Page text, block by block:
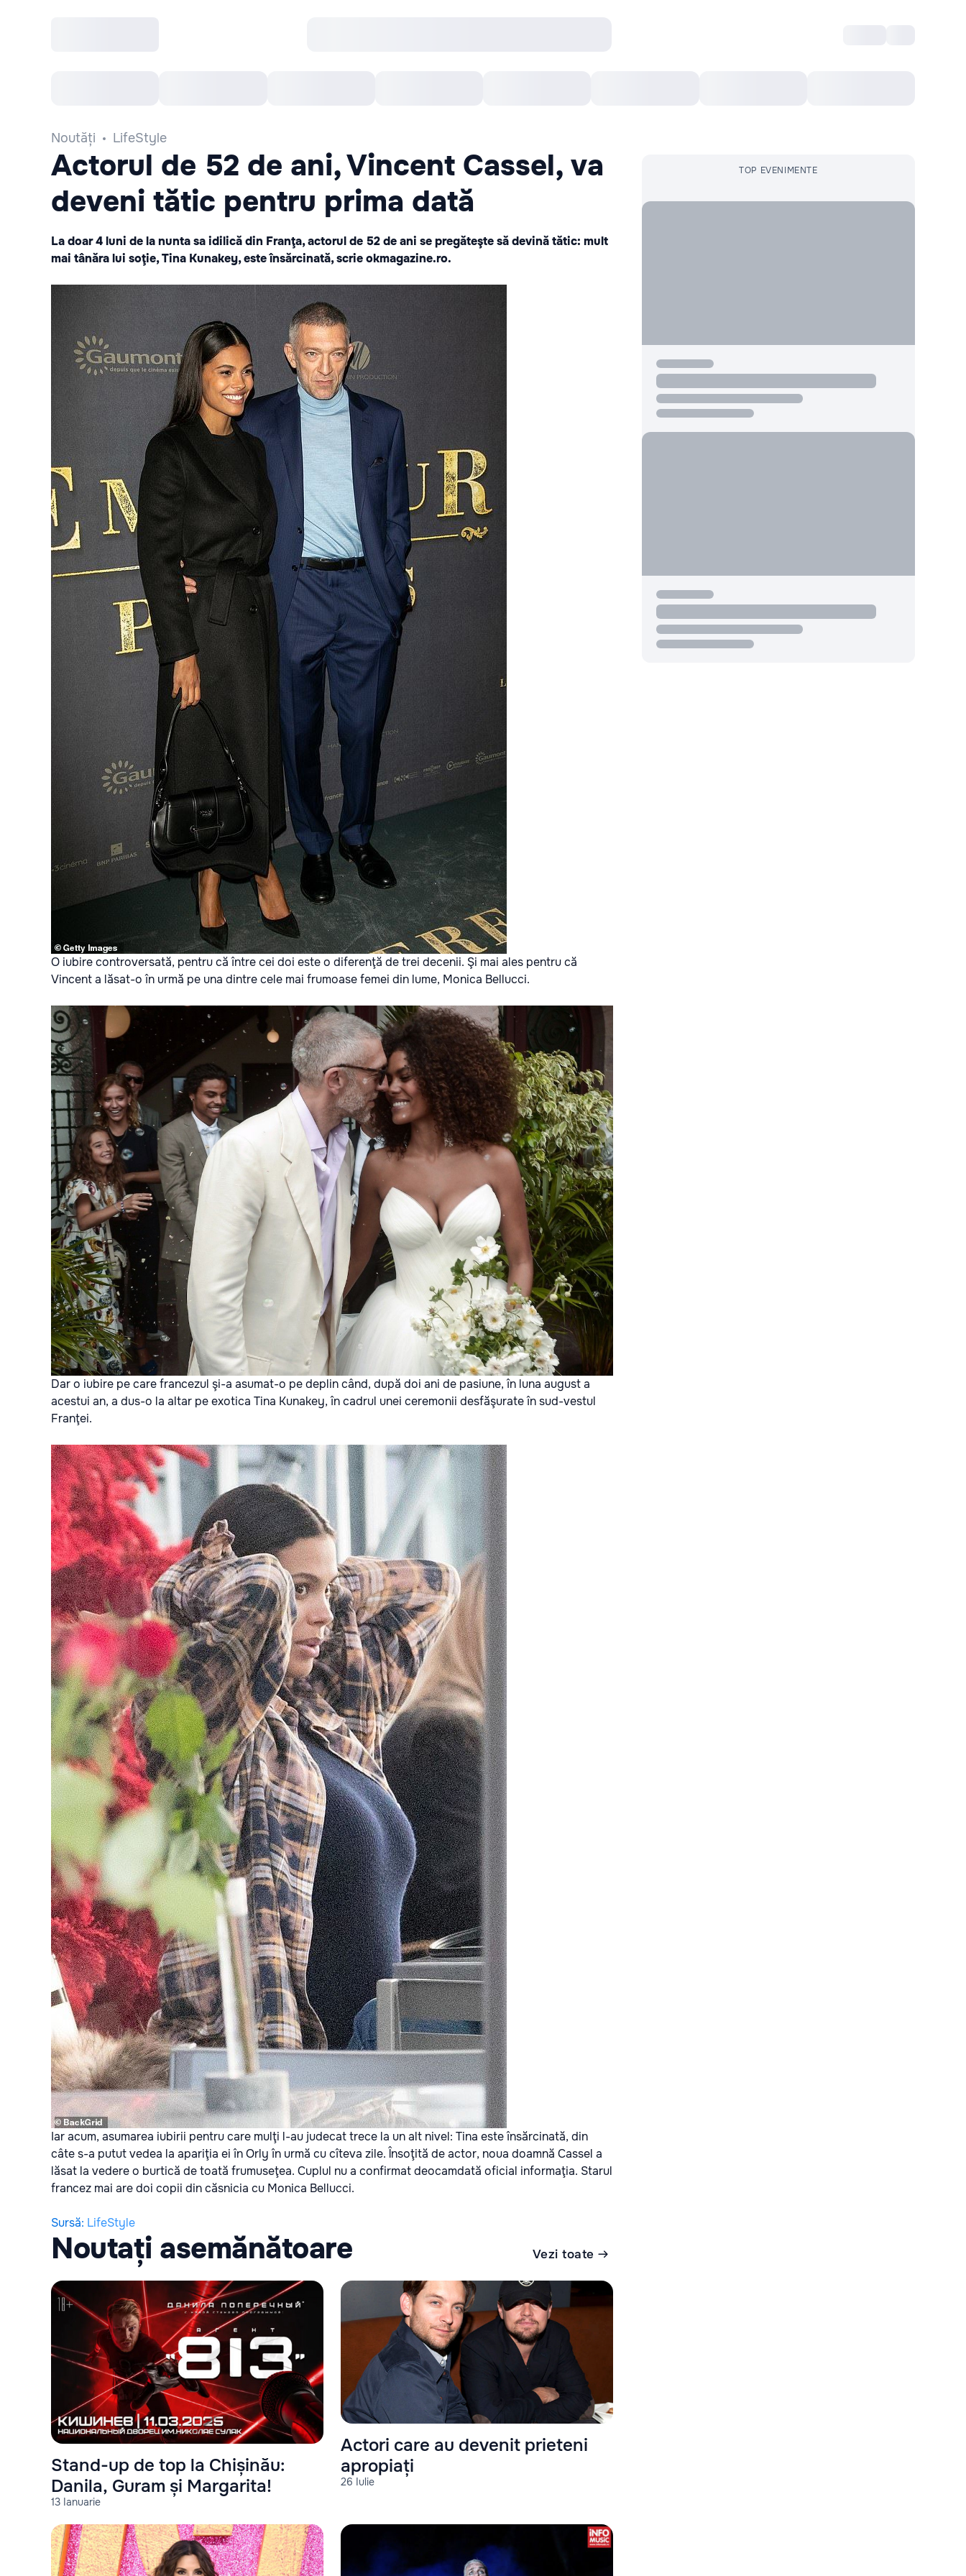
Noutăți LifeStyle
Actorul de 52 de ani, Vincent Cassel, va
deveni tătic pentru prima dată
La doar 4 luni de la nunta sa idilică din Franţa, actorul de 52 de ani se pregăteşte să devină tătic: mult
mai tânăra lui soţie, Tina Kunakey, este însărcinată, scrieokmagazine.ro.
O iubire controversată, pentru că între cei doi este o diferenţă de trei decenii. Şi mai ales pentru că
Vincent a lăsat-o în urmă pe una dintre cele mai frumoase femei din lume, Monica Bellucci.
Dar o iubire pe care francezul şi-a asumat-o pe deplin când, după doi ani de pasiune, în luna august a
acestui an, a dus-o la altar pe exotica Tina Kunakey, în cadrul unei ceremonii desfăşurate în sud-vestul
Franţei.
Iar acum, asumarea iubirii pentru care mulţi l-au judecat trece la un alt nivel: Tina este însărcinată, din
câte s-a putut vedea la apariţia ei în Orly în urmă cu cîteva zile. Însoţită de actor, noua doamnă Cassel a
lăsat la vedere o burtică de toată frumuseţea. Cuplul nu a confirmat deocamdată oficial informaţia. Starul
francez mai are doi copii din căsnicia cu Monica Bellucci.
Sursă: LifeStyle
Noutați asemănătoare Vezi toate
13 Ianuarie
Stand-up de top la Chișinău:
Danila, Guram și Margarita!
26 Iulie
Actori care au devenit prieteni
apropiați
TOP EVENIMENTE